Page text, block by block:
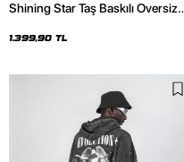
Shining Star Taş Baskılı Oversize
Hoodie
1.399,90 TL